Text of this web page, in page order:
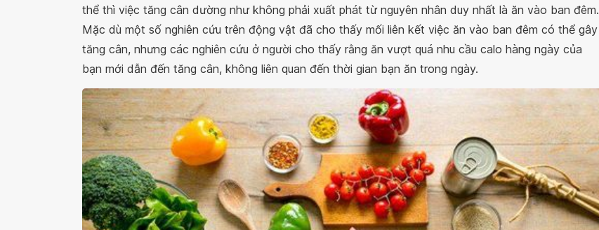
thể thì việc tăng cân dường như không phải xuất phát từ nguyên nhân duy nhất là ăn vào ban đêm.
Mặc dù một số nghiên cứu trên động vật đã cho thấy mối liên kết việc ăn vào ban đêm có thể gây
tăng cân, nhưng các nghiên cứu ở người cho thấy rằng ăn vượt quá nhu cầu calo hàng ngày của
bạn mới dẫn đến tăng cân, không liên quan đến thời gian bạn ăn trong ngày.